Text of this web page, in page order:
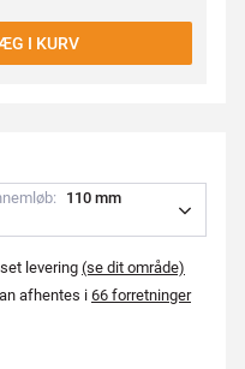
I KURV
1 10 mm
levering (se dit område)
afhentes i 66 forretninger